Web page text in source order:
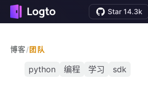
Star 14.3k
博客/团队
python 编程 学习 sdk